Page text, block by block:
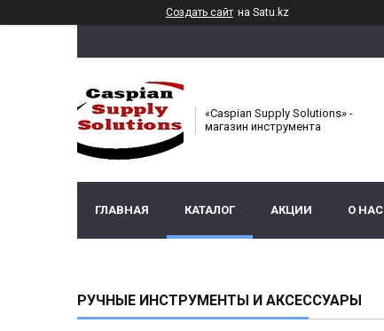
Создать сайт на Satu.kz
«Caspian Supply Solutions» -
магазин инструмента
ГЛАВНАЯ КАТАЛОГ АКЦИИ О НАС
РУЧНЫЕ ИНСТРУМЕНТЫ И АКСЕССУАРЫ